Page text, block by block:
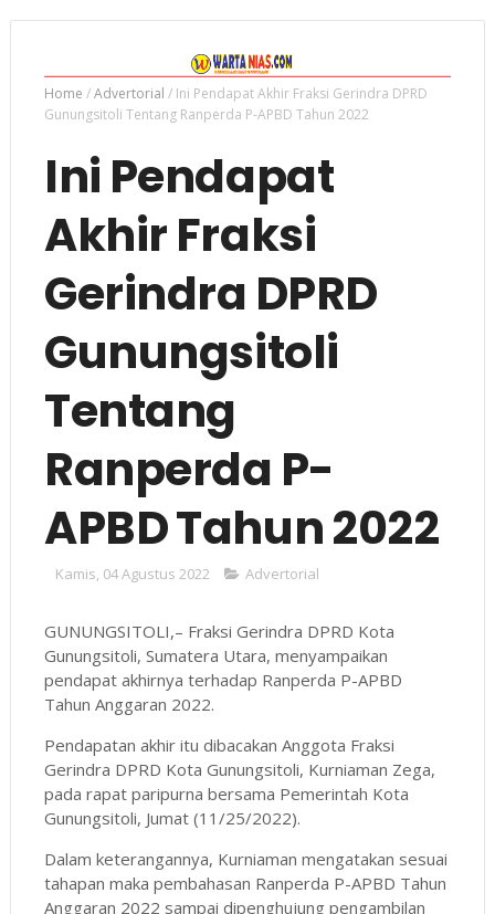
Home /Advertorial / Ini Pendapat Akhir Fraksi Gerindra DPRD
Gunungsitoli Tentang Ranperda P-APBD Tahun 2022
Ini Pendapat
Akhir Fraksi
Gerindra DPRD
Gunungsitoli
Tentang
Ranperda P-
APBD Tahun 2022
Kamis, 04 Agustus 2022 Advertorial
GUNUNGSITOLI,– Fraksi Gerindra DPRD Kota
Gunungsitoli, Sumatera Utara, menyampaikan
pendapat akhirnya terhadap Ranperda P-APBD
Tahun Anggaran 2022.
Pendapatan akhir itu dibacakan Anggota Fraksi
Gerindra DPRD Kota Gunungsitoli, Kurniaman Zega,
pada rapat paripurna bersama Pemerintah Kota
Gunungsitoli, Jumat (11/25/2022).
Dalam keterangannya, Kurniaman mengatakan sesuai
tahapan maka pembahasan Ranperda P-APBD Tahun
Anggaran 2022 sampai dipenghujung pengambilan